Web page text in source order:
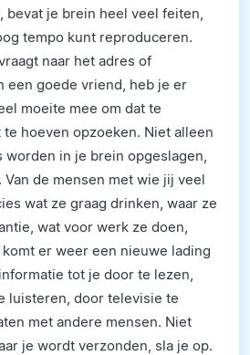
je brein heel veel feiten,
tempo kunt reproduceren.
naar het adres of
een goede vriend, heb je er
moeite mee om dat te
hoeven opzoeken. Niet alleen
in je brein opgeslagen,
Van de mensen met wie jij veel
wat ze graag drinken, waar ze
wat voor werk ze doen,
er weer een nieuwe lading
tot je door te lezen,
luisteren, door televisie te
met andere mensen. Niet
je wordt verzonden, sla je op.